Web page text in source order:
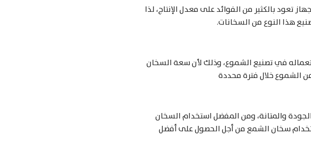
تعود بالكثير من الفوائد على معدل الإنتاج، لذا
هذا النوع من السخانات.
في تصنيع الشموع، وذلك لأن سعة السخان
الشموع خلال فترة محددة
والمتانة، ومن المفضل استخدام السخان
سخان الشمع من أجل الحصول على أفضل